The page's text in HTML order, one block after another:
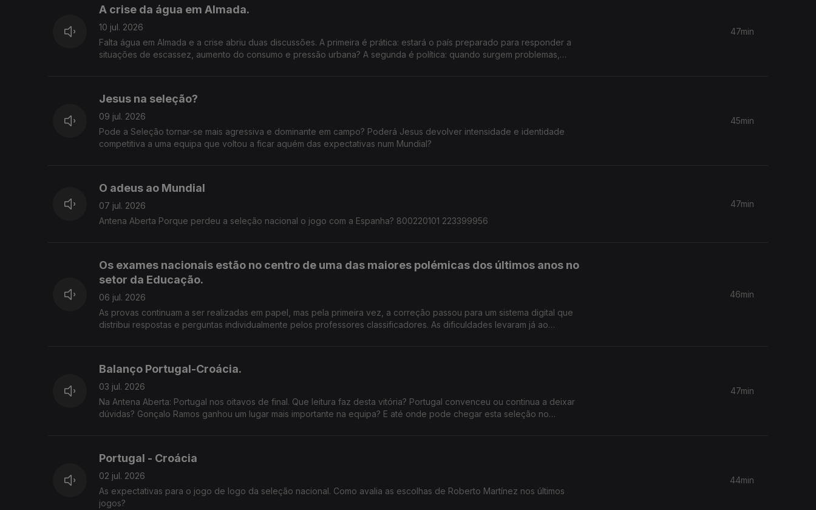
A crise da água em Almada.
10 jul. 2026
Falta água em Almada e a crise abriu duas discussões. A primeira é prática: estará o país preparado para responder a
situações de escassez, aumento do consumo e pressão urbana? A segunda é política: quando surgem problemas,
47min
Jesus na seleção?
09 jul. 2026
Pode a Seleção tornar-se mais agressiva e dominante em campo? Poderá Jesus devolver intensidade e identidade
competitiva a uma equipa que voltou a ficar aquém das expectativas num Mundial?
45min
O adeus ao Mundial
07 jul. 2026
Antena Aberta Porque perdeu a seleção nacional o jogo com a Espanha? 800220101 223399956
47min
Os exames nacionais estão no centro de uma das maiores polémicas dos últimos anos no
setor da Educação.
06 jul. 2026
As provas continuam a ser realizadas em papel, mas pela primeira vez, a correção passou para um sistema digital que
distribui respostas e perguntas individualmente pelos professores classificadores. As dificuldades levaram já ao
forma justa e rigorosa? As falhas conhecidas justificam uma revisão do processo ou considera que a modernização da
46min
Balanço Portugal-Croácia.
03 jul. 2026
Na Antena Aberta: Portugal nos oitavos de final. Que leitura faz desta vitória? Portugal convenceu ou continua a deixar
dúvidas? Gonçalo Ramos ganhou um lugar mais importante na equipa? E até onde pode chegar esta seleção no
47min
Portugal - Croácia
02 jul. 2026
As expectativas para o jogo de logo da seleção nacional. Como avalia as escolhas de Roberto Martínez nos últimos
jogos?
44min